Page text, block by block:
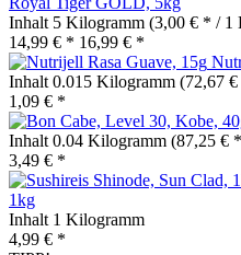
Inhalt 5 Kilogramm (3,00 € * / 1
14,99 € * 16,99 € *
Inhalt 0.015 Kilogramm (72,67
1,09 € *
Inhalt 0.04 Kilogramm (87,25 €
3,49 € *
1kg
Inhalt 1 Kilogramm
4,99 € *